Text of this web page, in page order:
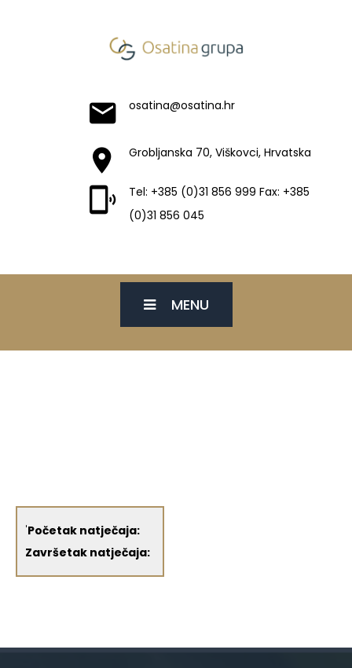
osatina@osatina.hr
Grobljanska 70, Viškovci, Hrvatska
Tel: +385 (0)31 856 999 Fax: +385
(0)31 856 045
MENU
'Početak natječaja:
Završetak natječaja: